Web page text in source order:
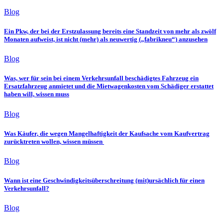
Blog
Ein Pkw, der bei der Erstzulassung bereits eine Standzeit von mehr als zwölf
Monaten aufweist, ist nicht (mehr) als neuwertig („fabrikneu“) anzusehen
Blog
Was, wer für sein bei einem Verkehrsunfall beschädigtes Fahrzeug ein
Ersatzfahrzeug anmietet und die Mietwagenkosten vom Schädiger erstattet
haben will, wissen muss
Blog
Was Käufer, die wegen Mangelhaftigkeit der Kaufsache vom Kaufvertrag
zurücktreten wollen, wissen müssen
Blog
Wann ist eine Geschwindigkeitsüberschreitung (mit)ursächlich für einen
Verkehrsunfall?
Blog